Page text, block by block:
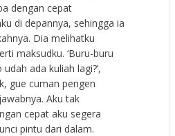
dengan cepat
di depannya, sehingga ia
Dia melihatku
maksudku. ‘Buru-buru
ada kuliah lagi?’,
gue cuman pengen
Aku tak
cepat aku segera
pintu dari dalam.